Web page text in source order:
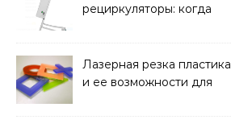
рециркуляторы: когда
Лазерная резка пластика
и ее возможности для